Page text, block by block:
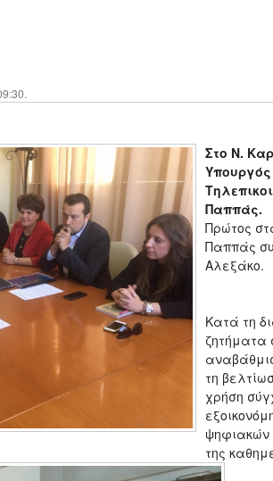
Στο Ν.
Υπουργός
Παππάς.
Πρώτος
Παππάς
Αλεξάκο.
Κατά τη
ζητήματα
τη
χρήση
ψηφιακών
της